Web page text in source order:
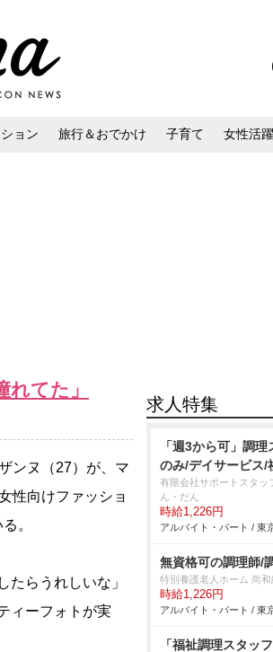
ョン 旅行＆おでかけ 子育て 女性活躍
てた」
ンヌ（27）が、マ
性向けファッショ
。
らうれしいな」
ィーフォトが実
求人特集
「週3から可」調
のみ/デイサービス/
有限会社サポートスタッ
ん・だん
時給1,226円
アルバイト・パート / 東
無資格可の調理師/
特別養護老人ホーム 尚和
時給1,226円
アルバイト・パート / 東
「福祉調理スタッ